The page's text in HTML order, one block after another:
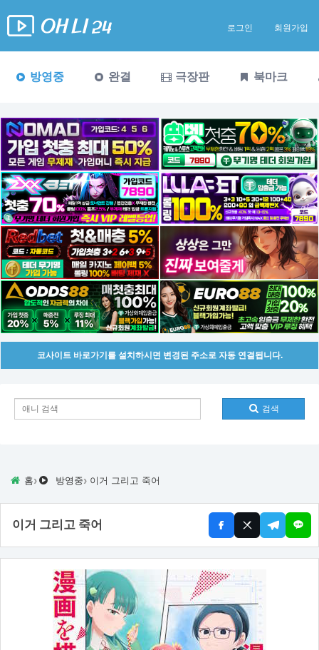
로그인 회원가입
방영중 완결 극장판 북마크
코사이트 바로가기를 설치하시면 변경된 주소로 자동 연결됩니다.
검색
홈› 방영중› 이거 그리고 죽어
이거 그리고 죽어